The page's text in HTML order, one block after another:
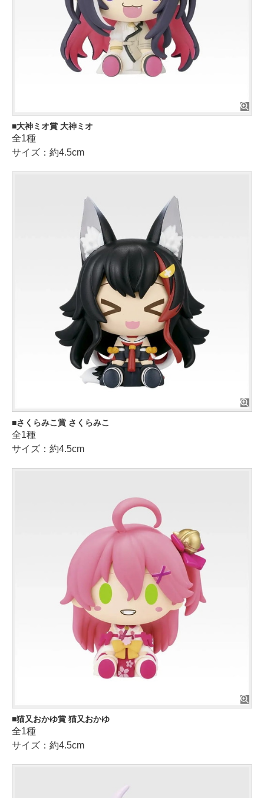
大神ミオ賞 大神ミオ
全1種
サイズ：約4.5cm
さくらみこ賞 さくらみこ
全1種
サイズ：約4.5cm
猫又おかゆ賞 猫又おかゆ
全1種
サイズ：約4.5cm